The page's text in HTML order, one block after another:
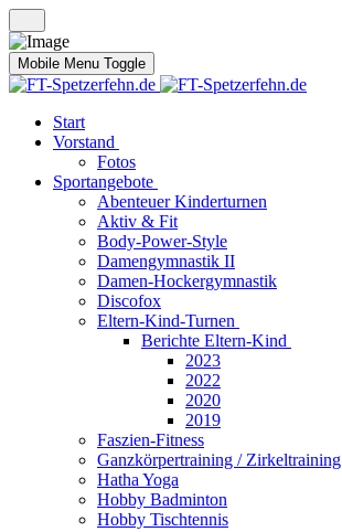
Mobile Menu Toggle
Start
Vorstand
Fotos
Sportangebote
Abenteuer Kinderturnen
Aktiv & Fit
Body-Power-Style
Damengymnastik II
Damen-Hockergymnastik
Discofox
Eltern-Kind-Turnen
Berichte Eltern-Kind
2023
2022
2020
2019
Faszien-Fitness
Ganzkörpertraining / Zirkeltraining
Hatha Yoga
Hobby Badminton
Hobby Tischtennis